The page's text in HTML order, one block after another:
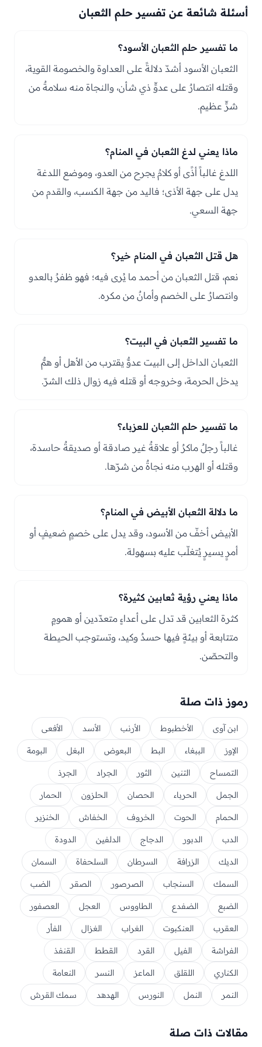
أسئلة شائعة عن تفسير حلم الثعبان
ما تفسير حلم الثعبان الأسود؟
الثعبان الأسود أشدّ دلالةً على العداوة والخصومة القوية،
وقتله انتصارٌ على عدوٍّ ذي شأن، والنجاة منه سلامةٌ من
شرٍّ عظيم.
ماذا يعني لدغ الثعبان في المنام؟
اللدغ غالباً أذًى أو كلامٌ يجرح من العدو، وموضع اللدغة
يدل على جهة الأذى؛ فاليد من جهة الكسب، والقدم من
جهة السعي.
هل قتل الثعبان في المنام خير؟
نعم، قتل الثعبان من أحمد ما يُرى فيه؛ فهو ظفرٌ بالعدو
وانتصارٌ على الخصم وأمانٌ من مكره.
ما تفسير الثعبان في البيت؟
الثعبان الداخل إلى البيت عدوٌّ يقترب من الأهل أو همٌّ
يدخل الحرمة، وخروجه أو قتله فيه زوال ذلك الشرّ.
ما تفسير حلم الثعبان للعزباء؟
غالباً رجلٌ ماكرٌ أو علاقةٌ غير صادقة أو صديقةٌ حاسدة،
وقتله أو الهرب منه نجاةٌ من شرّها.
ما دلالة الثعبان الأبيض في المنام؟
الأبيض أخفّ من الأسود، وقد يدل على خصمٍ ضعيفٍ أو
أمرٍ يسيرٍ يُتغلّب عليه بسهولة.
ماذا يعني رؤية ثعابين كثيرة؟
كثرة الثعابين قد تدل على أعداءٍ متعدّدين أو همومٍ
متتابعة أو بيئةٍ فيها حسدٌ وكيد، وتستوجب الحيطة
والتحصّن.
رموز ذات صلة
ابن آوى الأخطبوط الأرنب الأسد الأفعى
الإوز الببغاء البط البعوض البغل البومة
التمساح التنين الثور الجراد الجرذ
الجمل الحرباء الحصان الحلزون الحمار
الحمام الحوت الخروف الخفاش الخنزير
الدب الدبور الدجاج الدلفين الدودة
الديك الزرافة السرطان السلحفاة السمان
السمك السنجاب الصرصور الصقر الضب
الضبع الضفدع الطاووس العجل العصفور
العقرب العنكبوت الغراب الغزال الفأر
الفراشة الفيل القرد القطط القنفذ
الكناري اللقلق الماعز النسر النعامة
النمر النمل النورس الهدهد سمك القرش
مقالات ذات صلة